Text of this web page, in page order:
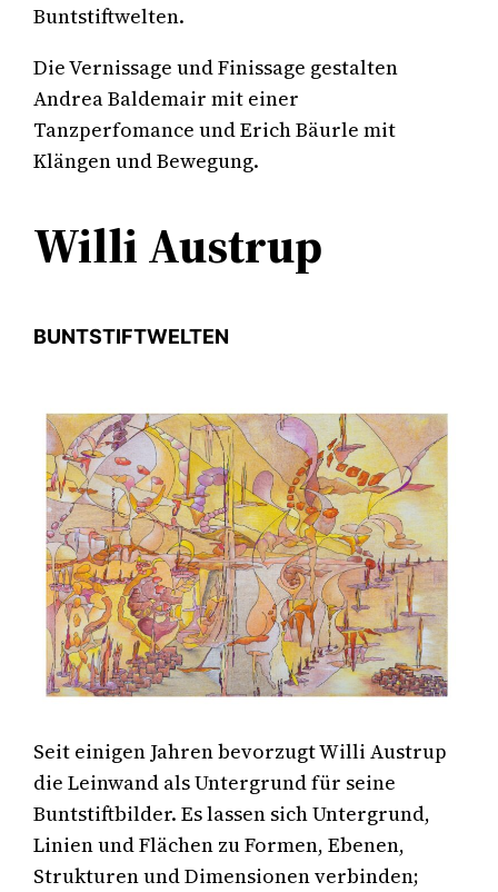
Buntstiftwelten.
Die Vernissage und Finissage gestalten
Andrea Baldemair mit einer
Tanzperfomance und Erich Bäurle mit
Klängen und Bewegung.
Willi Austrup
BUNTSTIFTWELTEN
Seit einigen Jahren bevorzugt Willi Austrup
die Leinwand als Untergrund für seine
Buntstiftbilder. Es lassen sich Untergrund,
Linien und Flächen zu Formen, Ebenen,
Strukturen und Dimensionen verbinden;